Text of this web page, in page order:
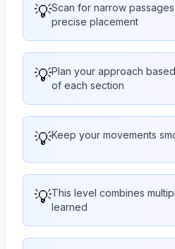
💡Scan for narrow
precise placement
💡Plan your approach
of each section
💡Keep your movements
💡This level combines
learned